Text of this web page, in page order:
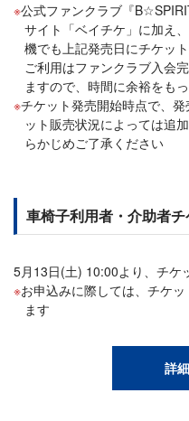
公式ファンクラブ『
サイト「ベイチケ」に加え
機でも上記発売日にチケッ
ご利用はファンクラブ入会
ますので、時間に余裕をも
チケット発売開始時点で、
ット販売状況によっては追
らかじめご了承ください
車椅子利用者・介助者
5月13日(土) 10:00より、チケ
お申込みに際しては、チケ
ます
詳